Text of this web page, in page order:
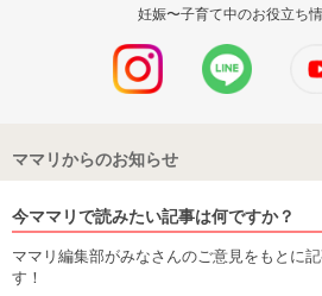
妊娠〜子育て中のお役立ち
ママリからのお知らせ
今ママリで読みたい記事は何ですか？
ママリ編集部がみなさんのご意見をもとに
す！